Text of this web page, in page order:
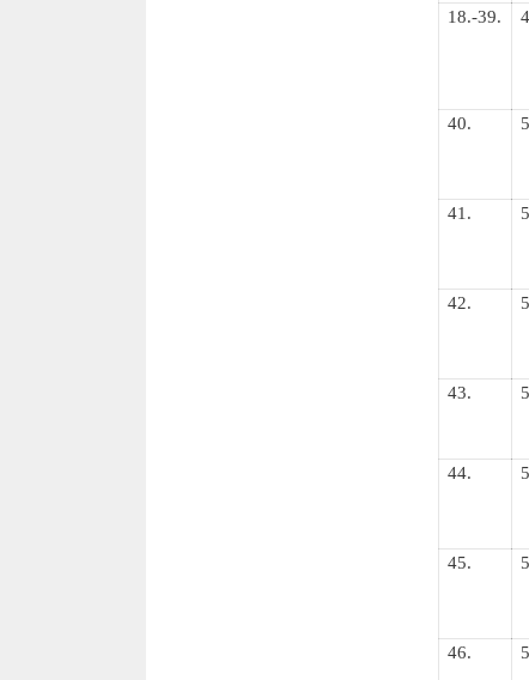
18.-39.
40.
41.
42.
43.
44.
45.
46.